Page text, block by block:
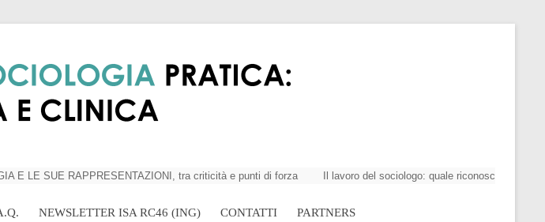
E LE SUE RAPPRESENTAZIONI, tra criticità e punti di forza Il lavoro del sociologo: quale riconoscimento della
NEWSLETTER ISA RC46 (ING) CONTATTI PARTNERS